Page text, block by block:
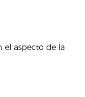
el aspecto de la